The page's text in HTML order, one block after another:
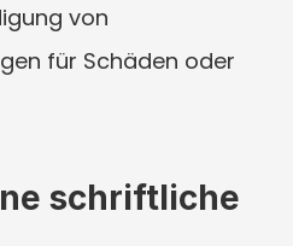
von
für Schäden oder
schriftliche